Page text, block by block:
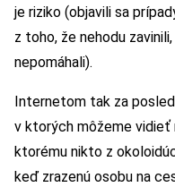
je riziko (objavili sa
z toho, že nehodu
nepomáhali).
Internetom tak za
v ktorých môžeme
ktorému nikto z
keď zrazenú osobu na